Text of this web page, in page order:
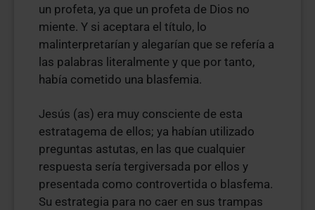
un profeta, ya que un profeta de Dios no
miente. Y si aceptara el título, lo
malinterpretarían y alegarían que se refería a
las palabras literalmente y que por tanto,
había cometido una blasfemia.
Jesús (as) era muy consciente de esta
estratagema de ellos; ya habían utilizado
preguntas astutas, en las que cualquier
respuesta sería tergiversada por ellos y
presentada como controvertida o blasfema.
Su estrategia para no caer en sus trampas